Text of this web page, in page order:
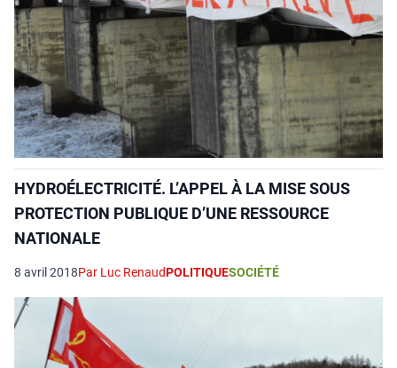
HYDROÉLECTRICITÉ. L’APPEL À LA MISE SOUS
PROTECTION PUBLIQUE D’UNE RESSOURCE
NATIONALE
8 avril 2018Par Luc RenaudPOLITIQUESOCIÉTÉ